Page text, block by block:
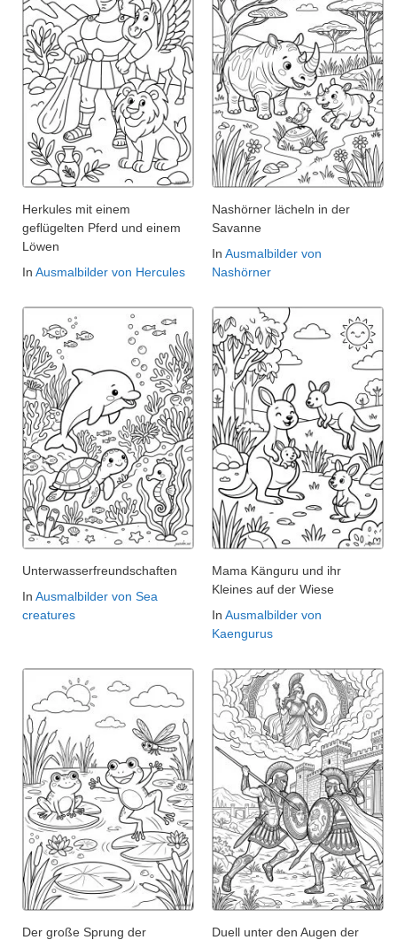
Herkules mit einem
geflügelten Pferd und einem
Löwen
In Ausmalbilder von Hercules
Nashörner lächeln in der
Savanne
In Ausmalbilder von
Nashörner
Unterwasserfreundschaften
In Ausmalbilder von Sea
creatures
Mama Känguru und ihr
Kleines auf der Wiese
In Ausmalbilder von
Kaengurus
Der große Sprung der
Duell unter den Augen der